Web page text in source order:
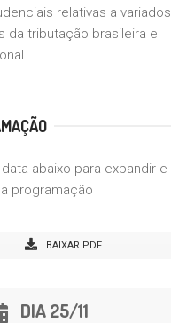
relativas a variados
da tributação brasileira e
abaixo para expandir e
programação
BAIXAR PDF
DIA 25/11